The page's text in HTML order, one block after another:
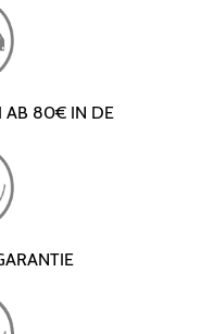
AB 80€ IN DE